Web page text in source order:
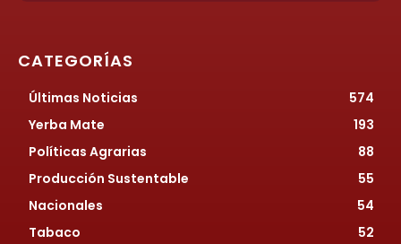
CATEGORÍAS
Últimas Noticias
574
Yerba Mate
193
Políticas Agrarias
88
Producción Sustentable
55
Nacionales
54
Tabaco
52